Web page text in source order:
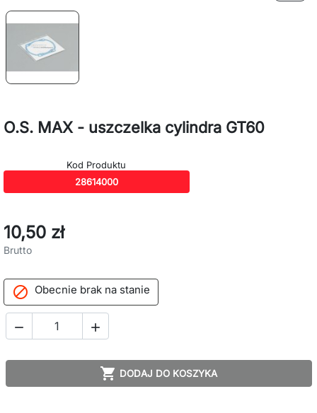
O.S. MAX - uszczelka cylindra GT60
Kod Produktu
28614000
10,50 zł
Brutto
 Obecnie brak na stanie
 
 DODAJ DO KOSZYKA